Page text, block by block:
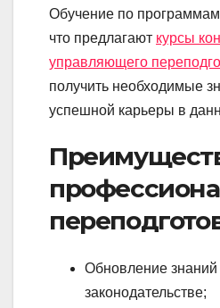
Обучение по
что предлагают курсы
управляющего
получить необходимые
успешной карьеры в
Обновление
законодательстве;